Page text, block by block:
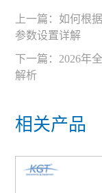
上一篇：如何根
参数设置详解
下一篇： 2026年
解析
相关产品